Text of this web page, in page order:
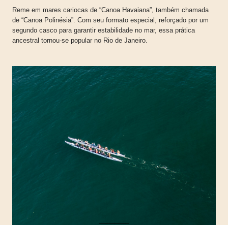
Reme em mares cariocas de “Canoa Havaiana”, também chamada
de “Canoa Polinésia”. Com seu formato especial, reforçado por um
segundo casco para garantir estabilidade no mar, essa prática
ancestral tornou-se popular no Rio de Janeiro.